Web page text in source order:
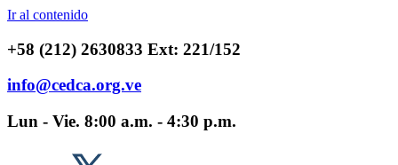
Ir al contenido
+58 (212) 2630833 Ext: 221/152
info@cedca.org.ve
Lun - Vie. 8:00 a.m. - 4:30 p.m.